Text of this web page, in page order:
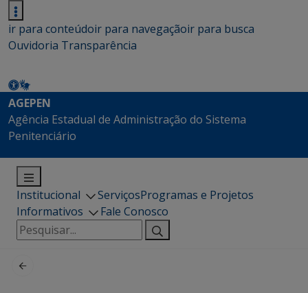
ir para conteúdoir para navegaçãoir para busca
Ouvidoria Transparência
AGEPEN
Agência Estadual de Administração do Sistema
Penitenciário
Institucional ServiçosProgramas e Projetos
Informativos
Fale Conosco
Pesquisar
por: